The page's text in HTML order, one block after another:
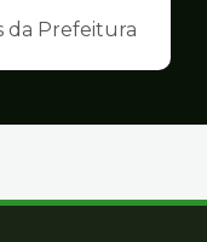
da Prefeitura